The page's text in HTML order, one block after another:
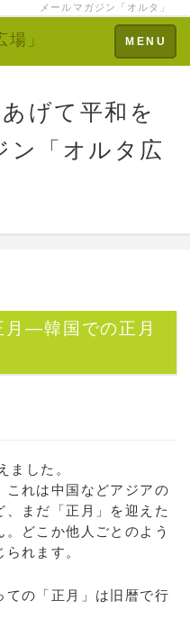
メールマガジン「オルタ」
Toggle
navigation
MENU
」
げて平和を
ン「オルタ広
月—韓国での正月
した。
れは中国などアジアの
まだ「正月」を迎えた
どこか他人ごとのよう
れます。
の「正月」は旧暦で行